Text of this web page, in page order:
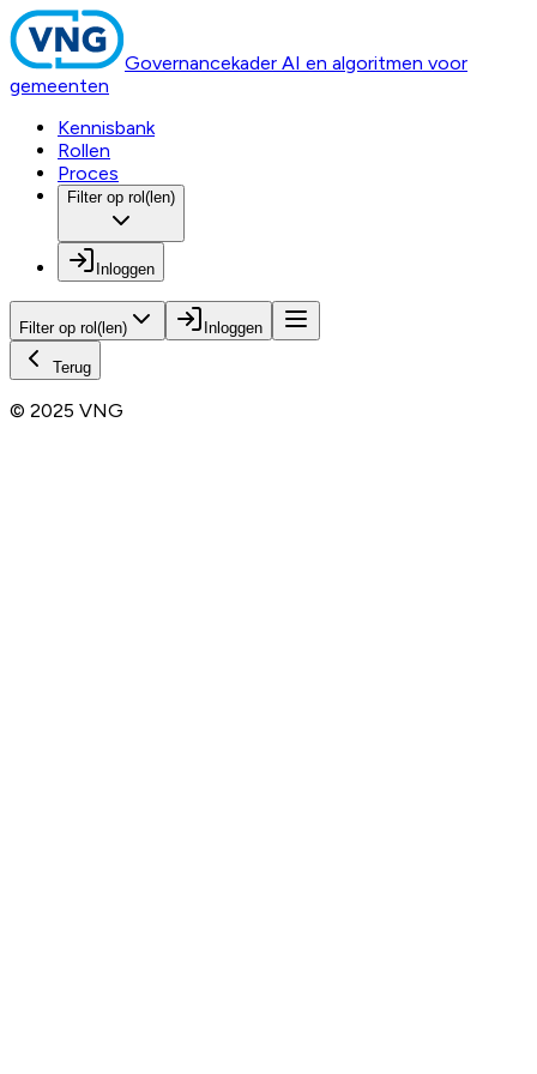
Governancekader AI en algoritmen voor
gemeenten
Kennisbank
Rollen
Proces
Filter op rol(len)
Inloggen
Filter op rol(len) Inloggen
Terug
© 2025 VNG